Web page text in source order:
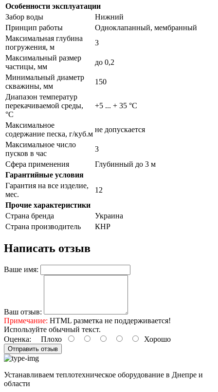
Особенности эксплуатации
Забор воды
Нижний
Принцип работы
Одноклапанный, мембранный
Максимальная глубина
погружения, м
3
Максимальный размер
частицы, мм
до 0,2
Минимальный диаметр
скважины, мм
150
Диапазон температур
перекачиваемой среды,
°С
+5 ... + 35 °C
Максимальное
содержание песка, г/куб.м
не допускается
Максимальное число
пусков в час
3
Сфера применения
Глубинный до 3 м
Гарантийные условия
Гарантия на все изделие,
мес.
12
Прочие характеристики
Страна бренда
Украина
Страна производитель
КНР
Написать отзыв
Ваше имя:
Ваш отзыв:
Примечание: HTML разметка не поддерживается!
Используйте обычный текст.
Оценка: Плохо Хорошо
Отправить отзыв
Устанавливаем теплотехническое оборудование в Днепре и
области